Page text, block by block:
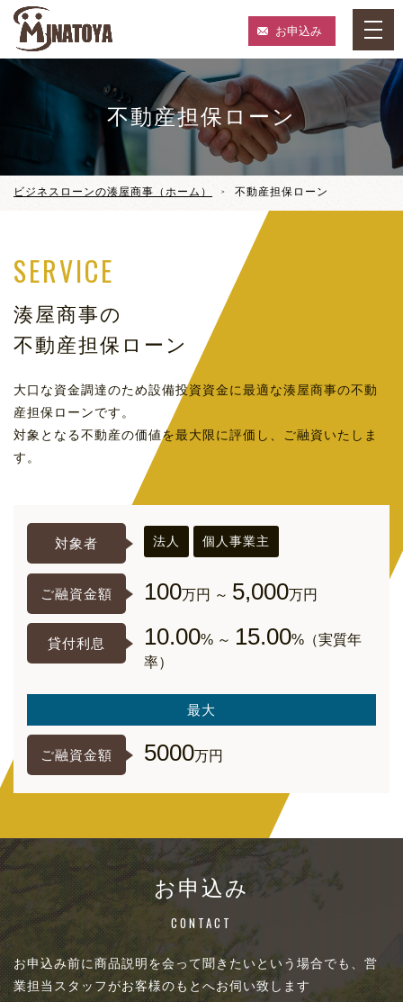
お申込み
不動産担保ローン
ビジネスローンの湊屋商事（ホーム） 不動産担保ローン
SERVICE
湊屋商事の
不動産担保ローン
大口な資金調達のため設備投資資金に最適な湊屋商事の不動
産担保ローンです。
対象となる不動産の価値を最大限に評価し、ご融資いたしま
す。
対象者 法人 個人事業主
ご融資金額 100万円 ～ 5,000万円
貸付利息 10.00% ～ 15.00%（実質年
率）
最大
ご融資金額 5000万円
お申込み
CONTACT
お申込み前に商品説明を会って聞きたいという場合でも、営
業担当スタッフがお客様のもとへお伺い致します